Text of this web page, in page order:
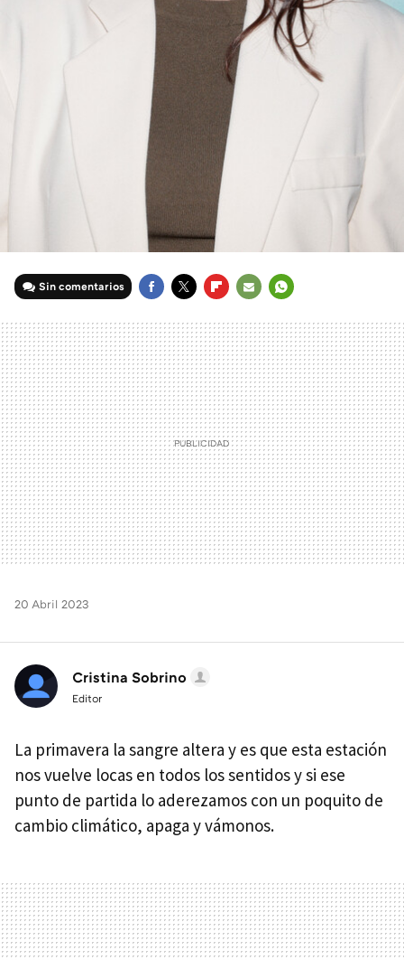
Sin comentarios
MAIL
20 Abril 2023
Cristina Sobrino
Editor
La primavera la sangre altera y es que esta estación
nos vuelve locas en todos los sentidos y si ese
punto de partida lo aderezamos con un poquito de
cambio climático, apaga y vámonos.